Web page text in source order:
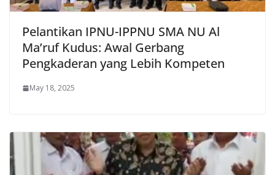
Pelantikan IPNU-IPPNU SMA NU Al
Ma’ruf Kudus: Awal Gerbang
Pengkaderan yang Lebih Kompeten
May 18, 2025